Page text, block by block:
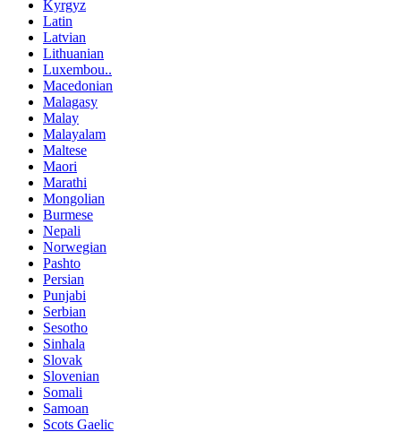
Kyrgyz
Latin
Latvian
Lithuanian
Luxembou..
Macedonian
Malagasy
Malay
Malayalam
Maltese
Maori
Marathi
Mongolian
Burmese
Nepali
Norwegian
Pashto
Persian
Punjabi
Serbian
Sesotho
Sinhala
Slovak
Slovenian
Somali
Samoan
Scots Gaelic